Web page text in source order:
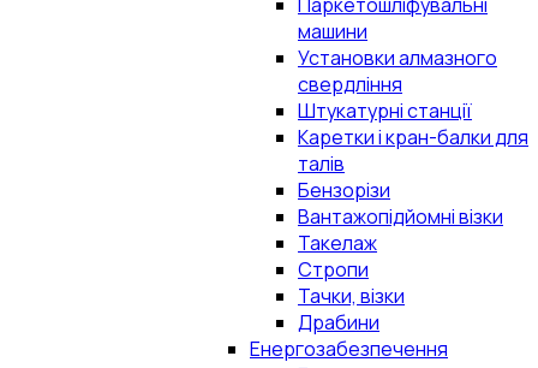
машини
Установки алмазного
свердління
Штукатурні станції
Каретки і кран-балки для
талів
Бензорізи
Вантажопідйомні візки
Такелаж
Стропи
Тачки, візки
Драбини
Енергозабезпечення